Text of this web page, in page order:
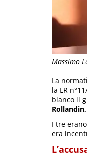
Massimo
La
la LR
bianco il
I tre
era